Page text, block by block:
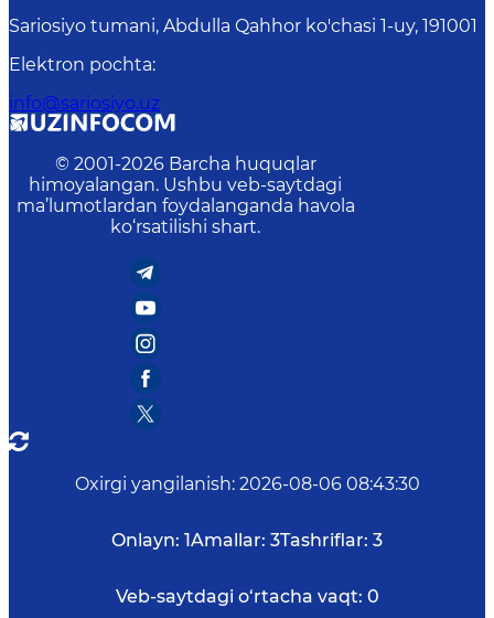
Sariosiyo tumani, Abdulla Qahhor ko'chasi 1-uy, 191001
Elektron pochta:
info@sariosiyo.uz
© 2001-2026 Barcha huquqlar
himoyalangan. Ushbu veb-saytdagi
ma’lumotlardan foydalanganda havola
ko‘rsatilishi shart.
Oxirgi yangilanish: 2026-08-06 08:43:30
Onlayn: 1Amallar: 3Tashriflar: 3
Veb-saytdagi o‘rtacha vaqt: 0